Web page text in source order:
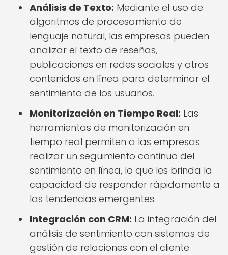
Análisis de Texto: Mediante el uso de
algoritmos de procesamiento de
lenguaje natural, las empresas pueden
analizar el texto de reseñas,
publicaciones en redes sociales y otros
contenidos en línea para determinar el
sentimiento de los usuarios.
Monitorización en Tiempo Real: Las
herramientas de monitorización en
tiempo real permiten a las empresas
realizar un seguimiento continuo del
sentimiento en línea, lo que les brinda la
capacidad de responder rápidamente a
las tendencias emergentes.
Integración con CRM: La integración del
análisis de sentimiento con sistemas de
gestión de relaciones con el cliente